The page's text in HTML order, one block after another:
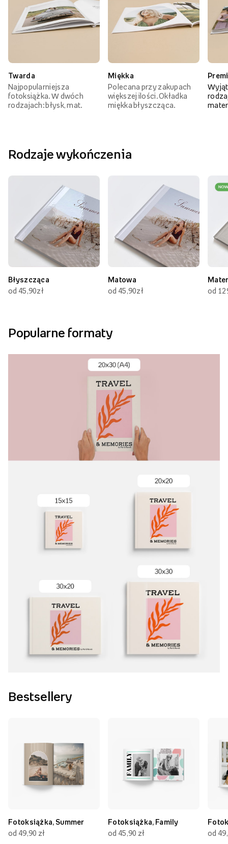
Twarda
Najpopularniejsza
fotoksiążka. W dwóch
rodzajach: błysk, mat.
Miękka
Polecana przy zakupach
większej ilości. Okładka
miękka błyszcząca.
Rodzaje wykończenia
Błyszcząca
od 45,90zł
Matowa
od 45,90zł
od
Popularne formaty
Bestsellery
Fotoksiążka, Summer
od 49,90 zł
Fotoksiążka, Family
od 45,90 zł
od